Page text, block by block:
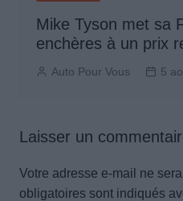
Mike Tyson met sa
enchères à un prix
Auto Pour Vous 5
Laisser un
Votre adresse e-mail ne
obligatoires sont indiqués